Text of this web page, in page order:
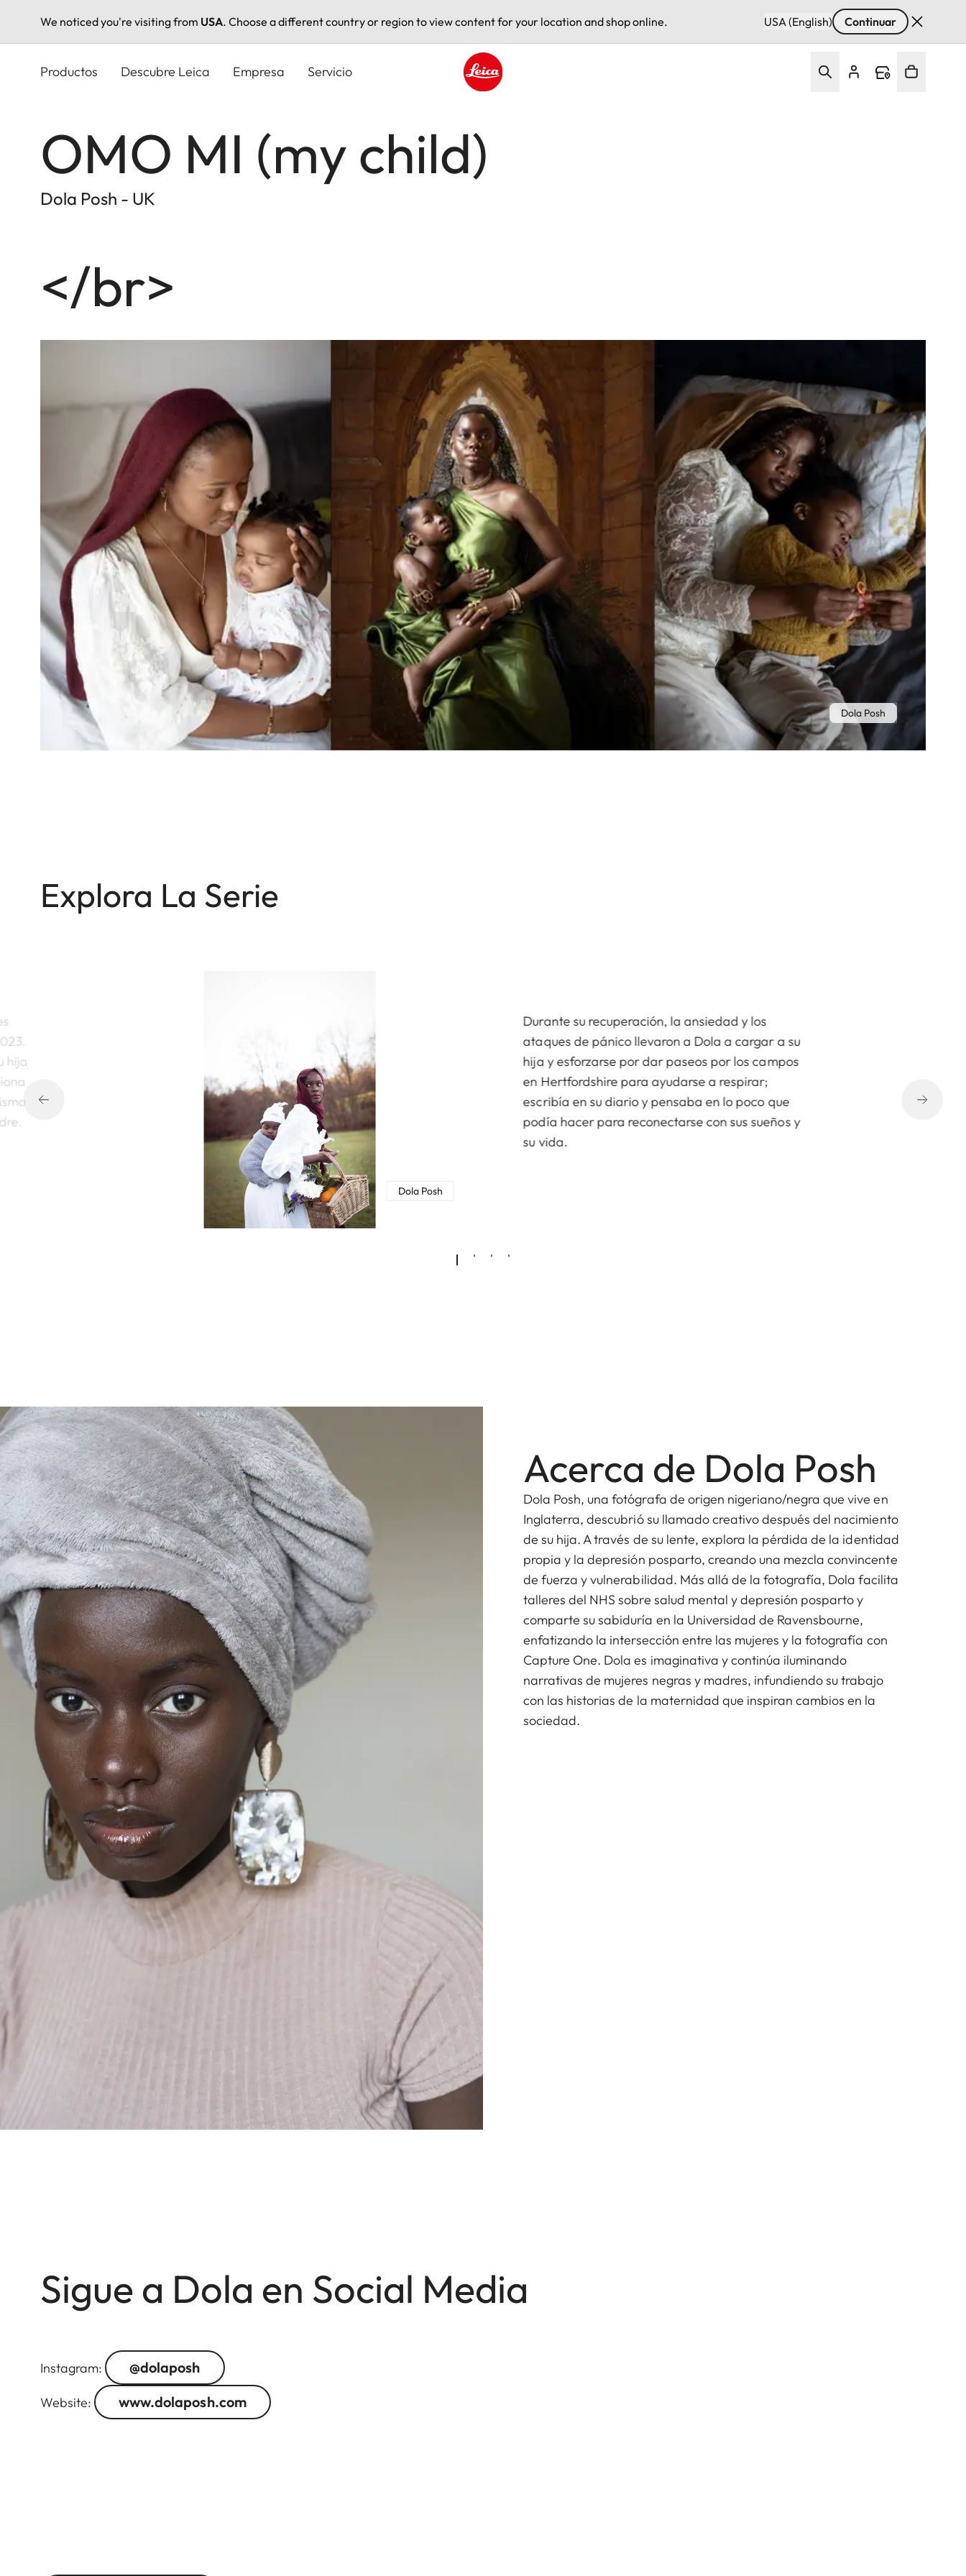
We noticed you're visiting from USA. Choose a different country or region to view content for your location and shop online. USA (English) Continuar
Productos Descubre Leica Empresa Servicio
OMO MI (my child)
Dola Posh - UK
</br>
Dola Posh
Explora La Serie
hija
Dola Posh
Durante su recuperación, la ansiedad y los
ataques de pánico llevaron a Dola a cargar a su
hija y esforzarse por dar paseos por los campos
en Hertfordshire para ayudarse a respirar;
escribía en su diario y pensaba en lo poco que
podía hacer para reconectarse con sus sueños y
su vida.
Acerca de Dola Posh
Dola Posh, una fotógrafa de origen nigeriano/negra que vive en
Inglaterra, descubrió su llamado creativo después del nacimiento
de su hija. A través de su lente, explora la pérdida de la identidad
propia y la depresión posparto, creando una mezcla convincente
de fuerza y vulnerabilidad. Más allá de la fotografía, Dola facilita
talleres del NHS sobre salud mental y depresión posparto y
comparte su sabiduría en la Universidad de Ravensbourne,
enfatizando la intersección entre las mujeres y la fotografía con
Capture One. Dola es imaginativa y continúa iluminando
narrativas de mujeres negras y madres, infundiendo su trabajo
con las historias de la maternidad que inspiran cambios en la
sociedad.
Sigue a Dola en Social Media
Instagram: @dolaposh
Website: www.dolaposh.com